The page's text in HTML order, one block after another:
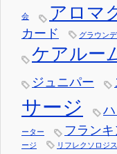
会 アロマ
カード
グラウン
ケアルー
ジュニパー
サージ
ーター フラン
ージ
リフレクソロジ